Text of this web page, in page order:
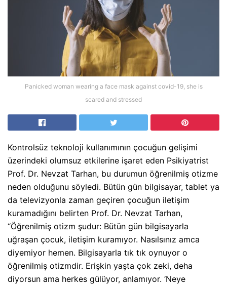
Panicked woman wearing a face mask against covid-19, she is
scared and stressed
Kontrolsüz teknoloji kullanımının çocuğun gelişimi
üzerindeki olumsuz etkilerine işaret eden Psikiyatrist
Prof. Dr. Nevzat Tarhan, bu durumun öğrenilmiş otizme
neden olduğunu söyledi. Bütün gün bilgisayar, tablet ya
da televizyonla zaman geçiren çocuğun iletişim
kuramadığını belirten Prof. Dr. Nevzat Tarhan,
“Öğrenilmiş otizm şudur: Bütün gün bilgisayarla
uğraşan çocuk, iletişim kuramıyor. Nasılsınız amca
diyemiyor hemen. Bilgisayarla tık tık oynuyor o
öğrenilmiş otizmdir. Erişkin yaşta çok zeki, deha
diyorsun ama herkes gülüyor, anlamıyor. ‘Neye